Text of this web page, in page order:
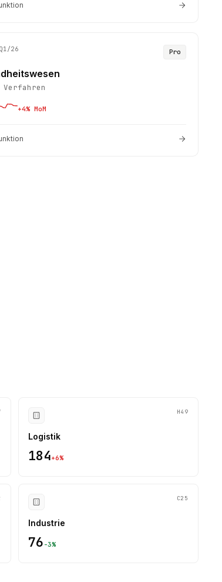
26 Pro
Verfahren
+4% MoM
H49
Logistik
184+6%
C25
Industrie
76 -3%